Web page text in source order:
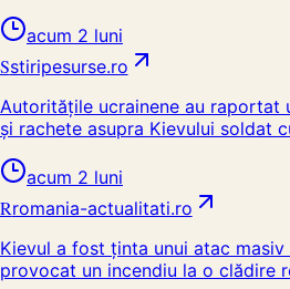
acum 2 luni
Sstiripesurse.ro
Autoritățile ucrainene au raportat
și rachete asupra Kievului soldat
acum 2 luni
Rromania-actualitati.ro
Kievul a fost ținta unui atac masiv
provocat un incendiu la o clădire